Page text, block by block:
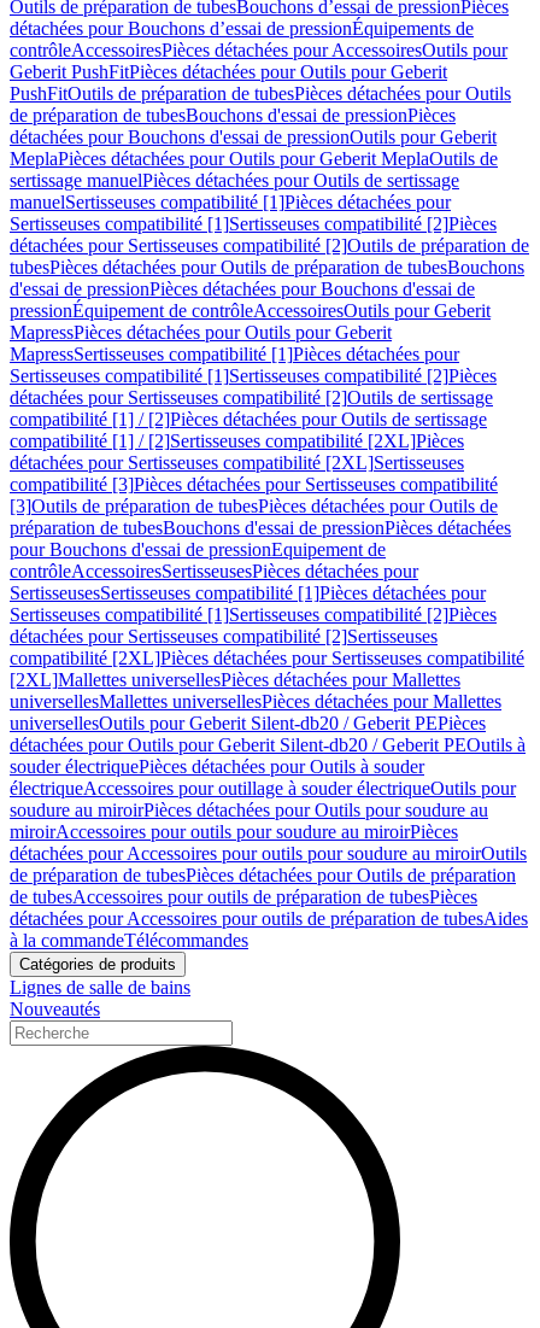
Outils de préparation de tubesBouchons d’essai de pressionPièces
détachées pour Bouchons d’essai de pressionÉquipements de
contrôleAccessoiresPièces détachées pour AccessoiresOutils pour
Geberit PushFitPièces détachées pour Outils pour Geberit
PushFitOutils de préparation de tubesPièces détachées pour Outils
de préparation de tubesBouchons d'essai de pressionPièces
détachées pour Bouchons d'essai de pressionOutils pour Geberit
MeplaPièces détachées pour Outils pour Geberit MeplaOutils de
sertissage manuelPièces détachées pour Outils de sertissage
manuelSertisseuses compatibilité [1]Pièces détachées pour
Sertisseuses compatibilité [1]Sertisseuses compatibilité [2]Pièces
détachées pour Sertisseuses compatibilité [2]Outils de préparation de
tubesPièces détachées pour Outils de préparation de tubesBouchons
d'essai de pressionPièces détachées pour Bouchons d'essai de
pressionÉquipement de contrôleAccessoiresOutils pour Geberit
MapressPièces détachées pour Outils pour Geberit
MapressSertisseuses compatibilité [1]Pièces détachées pour
Sertisseuses compatibilité [1]Sertisseuses compatibilité [2]Pièces
détachées pour Sertisseuses compatibilité [2]Outils de sertissage
compatibilité [1] / [2]Pièces détachées pour Outils de sertissage
compatibilité [1] / [2]Sertisseuses compatibilité [2XL]Pièces
détachées pour Sertisseuses compatibilité [2XL]Sertisseuses
compatibilité [3]Pièces détachées pour Sertisseuses compatibilité
[3]Outils de préparation de tubesPièces détachées pour Outils de
préparation de tubesBouchons d'essai de pressionPièces détachées
pour Bouchons d'essai de pressionEquipement de
contrôleAccessoiresSertisseusesPièces détachées pour
SertisseusesSertisseuses compatibilité [1]Pièces détachées pour
Sertisseuses compatibilité [1]Sertisseuses compatibilité [2]Pièces
détachées pour Sertisseuses compatibilité [2]Sertisseuses
compatibilité [2XL]Pièces détachées pour Sertisseuses compatibilité
[2XL]Mallettes universellesPièces détachées pour Mallettes
universellesMallettes universellesPièces détachées pour Mallettes
universellesOutils pour Geberit Silent-db20 / Geberit PEPièces
détachées pour Outils pour Geberit Silent-db20 / Geberit PEOutils à
souder électriquePièces détachées pour Outils à souder
électriqueAccessoires pour outillage à souder électriqueOutils pour
soudure au miroirPièces détachées pour Outils pour soudure au
miroirAccessoires pour outils pour soudure au miroirPièces
détachées pour Accessoires pour outils pour soudure au miroirOutils
de préparation de tubesPièces détachées pour Outils de préparation
de tubesAccessoires pour outils de préparation de tubesPièces
détachées pour Accessoires pour outils de préparation de tubesAides
à la commandeTélécommandes
Catégories de produits
Lignes de salle de bains
Nouveautés